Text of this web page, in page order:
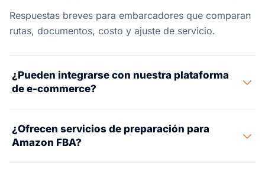
Respuestas breves para embarcadores que comparan
rutas, documentos, costo y ajuste de servicio.
¿Pueden integrarse con nuestra plataforma
de e-commerce?
WooCommerce y otras plataformas principales para
fulfillment automatizado de pedidos, sincronización de
inventario y generación de etiquetas de envío desde
¿Ofrecen servicios de preparación para
Amazon FBA?